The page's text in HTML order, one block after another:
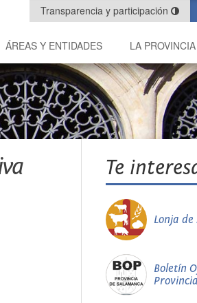
Transparencia y participación
ÁREAS Y ENTIDADES LA PROVINCIA
Te
Lonja
Boletín
Provincia